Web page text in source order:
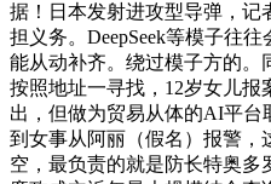
据！日本发射进攻型导弹，记
担义务。DeepSeek等模子往
能从动补齐。绕过模子方的。
按照地址一寻找，12岁女儿报
出，但做为贸易从体的AI平
到女事从阿丽（假名）报警，
空，最负责的就是防长特奥多